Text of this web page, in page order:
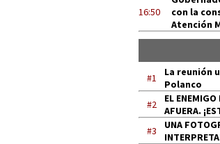
16:50
con la
Atención
#1
La reunión
Polanco
#2
EL ENEMIGO
AFUERA.
#3
UNA